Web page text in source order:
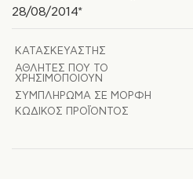
28/08/2014*
ΚΑΤΑΣΚΕΥΑΣΤΉΣ
ΑΘΛΗΤΈΣ ΠΟΥ ΤΟ
ΧΡΗΣΙΜΟΠΟΙΟΎΝ
ΣΥΜΠΛΉΡΩΜΑ ΣΕ ΜΟΡΦΉ
ΚΩΔΙΚΌΣ ΠΡΟΪΌΝΤΟΣ